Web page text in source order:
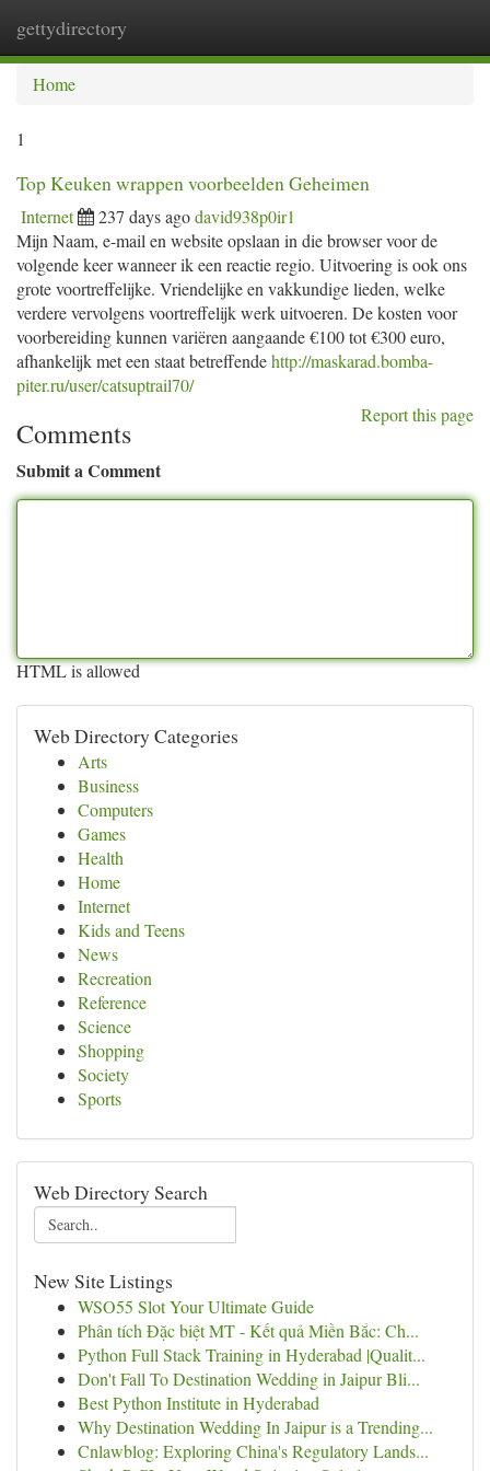
gettydirectory
Home
1
Top Keuken wrappen voorbeelden Geheimen
Internet 237 days agodavid938p0ir1
Mijn Naam, e-mail en website opslaan in die browser voor de
volgende keer wanneer ik een reactie regio. Uitvoering is ook ons
grote voortreffelijke. Vriendelijke en vakkundige lieden, welke
verdere vervolgens voortreffelijk werk uitvoeren. De kosten voor
voorbereiding kunnen variëren aangaande €100 tot €300 euro,
afhankelijk met een staat betreffendehttp://maskarad.bomba-
piter.ru/user/catsuptrail70/
Report this page
Comments
Submit a Comment
HTML is allowed
Web Directory Categories
Arts
Business
Computers
Games
Health
Home
Internet
Kids and Teens
News
Recreation
Reference
Science
Shopping
Society
Sports
Web Directory Search
New Site Listings
WSO55 Slot Your Ultimate Guide
Phân tích Đặc biệt MT - Kết quả Miền Bắc: Ch...
Python Full Stack Training in Hyderabad |Qualit...
Don't Fall To Destination Wedding in Jaipur Bli...
Best Python Institute in Hyderabad
Why Destination Wedding In Jaipur is a Trending...
Cnlawblog: Exploring China's Regulatory Lands...